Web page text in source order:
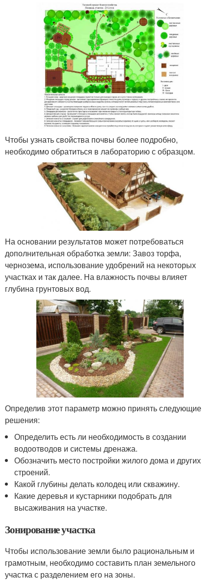
Чтобы узнать свойства почвы более подробно,
необходимо обратиться в лабораторию с образцом.
На основании результатов может потребоваться
дополнительная обработка земли: Завоз торфа,
чернозема, использование удобрений на некоторых
участках и так далее. На влажность почвы влияет
глубина грунтовых вод.
Определив этот параметр можно принять следующие
решения:
Определить есть ли необходимость в создании
водоотводов и системы дренажа.
Обозначить место постройки жилого дома и других
строений.
Какой глубины делать колодец или скважину.
Какие деревья и кустарники подобрать для
высаживания на участке.
Зонирование участка
Чтобы использование земли было рациональным и
грамотным, необходимо составить план земельного
участка с разделением его на зоны.